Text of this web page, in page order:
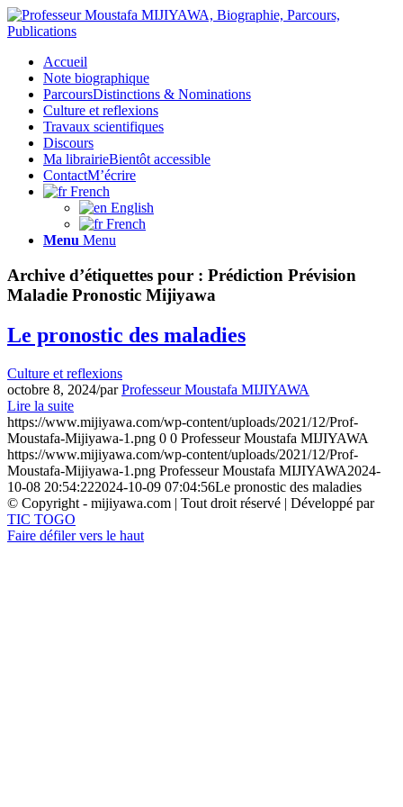
Accueil
Note biographique
ParcoursDistinctions & Nominations
Culture et reflexions
Travaux scientifiques
Discours
Ma librairieBientôt accessible
ContactM’écrire
French
English
French
Menu Menu
Archive d’étiquettes pour : Prédiction Prévision
Maladie Pronostic Mijiyawa
Le pronostic des maladies
Culture et reflexions
octobre 8, 2024/parProfesseur Moustafa MIJIYAWA
Lire la suite
https://www.mijiyawa.com/wp-content/uploads/2021/12/Prof-
Moustafa-Mijiyawa-1.png 0 0 Professeur Moustafa MIJIYAWA
https://www.mijiyawa.com/wp-content/uploads/2021/12/Prof-
Moustafa-Mijiyawa-1.png Professeur Moustafa MIJIYAWA2024-
10-08 20:54:222024-10-09 07:04:56Le pronostic des maladies
© Copyright - mijiyawa.com | Tout droit réservé | Développé par
TIC TOGO
Faire défiler vers le haut